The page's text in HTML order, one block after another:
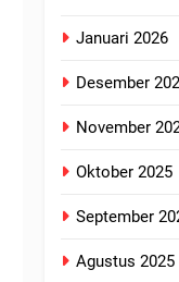
Januari 2026
Desember
November
Oktober 2025
September
Agustus 2025